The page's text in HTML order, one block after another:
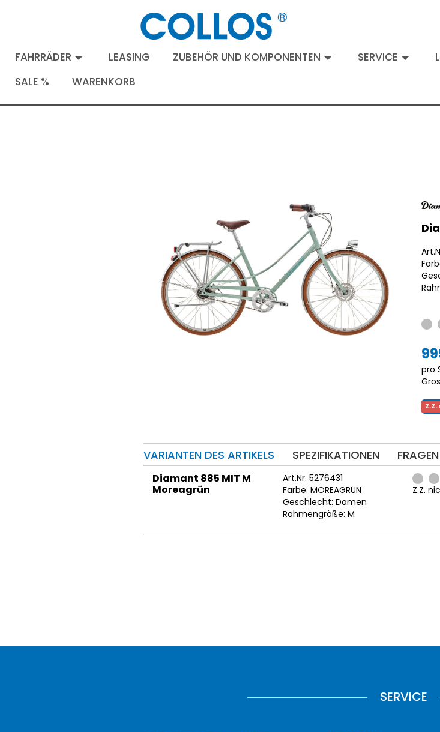
FAHRRÄDER LEASING ZUBEHÖR UND KOMPONENTEN SERVICE
SALE %
WARENKORB
pro
VARIANTEN DES ARTIKELS SPEZIFIKATIONEN
Diamant 885 MIT M
Moreagrün
Art.Nr. 5276431
Farbe: MOREAGRÜN
Geschlecht: Damen
Rahmengröße: M
Z.Z.
SERVICE